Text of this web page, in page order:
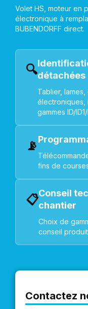
Volet HS, moteur en
électronique à
BUBENDORFF direct.
🔍détachées
Tablier,
électroniques,
gammes ID/
📡
fins de
📋Conseil
chantier
Choix de
conseil produit
Contactez